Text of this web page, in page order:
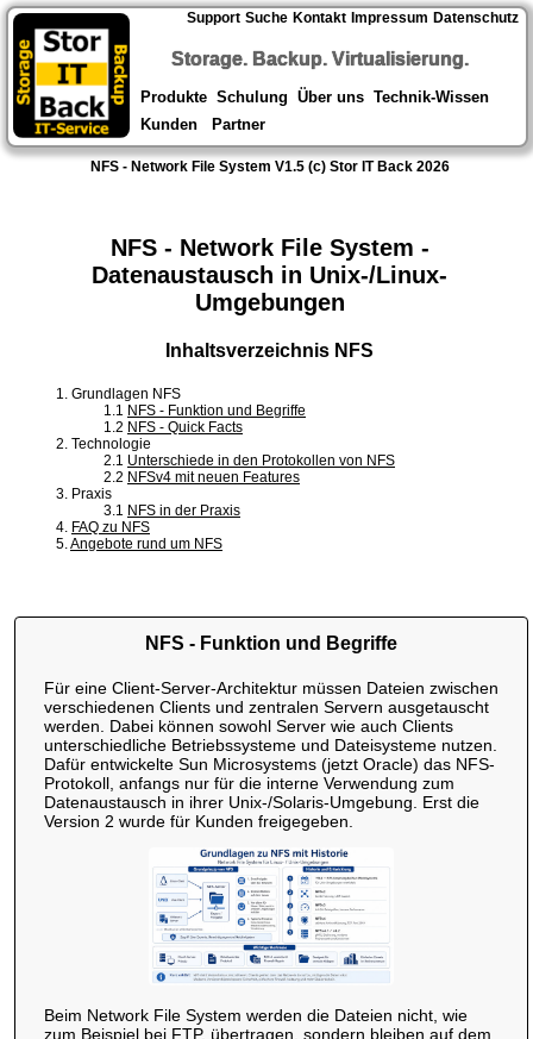
Support Suche Kontakt Impressum Datenschutz
Storage. Backup. Virtualisierung.
Produkte Schulung Über uns Technik-Wissen
Kunden
Partner
NFS - Network File System V1.5 (c) Stor IT Back 2026
NFS - Network File System -
Datenaustausch in Unix-/Linux-
Umgebungen
Inhaltsverzeichnis NFS
1. Grundlagen NFS
1.1 NFS - Funktion und Begriffe
1.2 NFS - Quick Facts
2. Technologie
2.1 Unterschiede in den Protokollen von NFS
2.2 NFSv4 mit neuen Features
3. Praxis
3.1 NFS in der Praxis
4. FAQ zu NFS
5.Angebote rund um NFS
NFS - Funktion und Begriffe
Für eine Client-Server-Architektur müssen Dateien zwischen
verschiedenen Clients und zentralen Servern ausgetauscht
werden. Dabei können sowohl Server wie auch Clients
unterschiedliche Betriebssysteme und Dateisysteme nutzen.
Dafür entwickelte Sun Microsystems (jetzt Oracle) das NFS-
Protokoll, anfangs nur für die interne Verwendung zum
Datenaustausch in ihrer Unix-/Solaris-Umgebung. Erst die
Version 2 wurde für Kunden freigegeben.
Beim Network File System werden die Dateien nicht, wie
zum Beispiel bei FTP, übertragen, sondern bleiben auf dem